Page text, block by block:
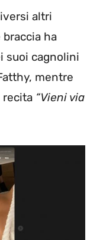
altri
ha
suoi cagnolini
mentre
recita “Vieni via